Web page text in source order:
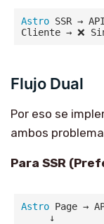
Astro SSR →
Flujo Dual
Por eso se
ambos
Para SSR
Astro Page →
     ↓